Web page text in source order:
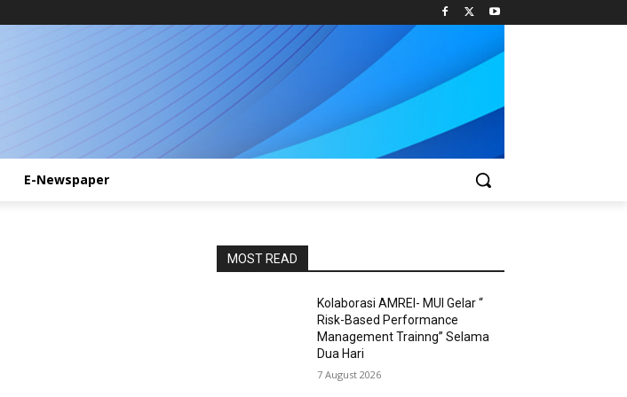
E-Newspaper
MOST READ
Kolaborasi AMREI- MUI Gelar “
Risk-Based Performance
Management Trainng” Selama
Dua Hari
7 August 2026